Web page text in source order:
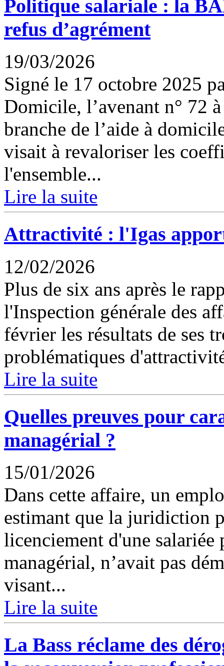
Politique salariale : la
refus d’agrément
19/03/2026
Signé le 17 octobre 2025
Domicile, l’avenant n° 72
branche de l’aide à
visait à revaloriser les
l'ensemble...
Lire la suite
Attractivité : l'Igas
12/02/2026
Plus de six ans après le
l'Inspection générale des
février les résultats de ses
problématiques
Lire la suite
Quelles preuves pour
managérial ?
15/01/2026
Dans cette affaire, un
estimant que la juridiction
licenciement d'une
managérial, n’avait pas
visant...
Lire la suite
La Bass réclame des